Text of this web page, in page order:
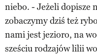
niebo. - Jeżeli dopisze
zobaczymy dziś też
nami jest jezioro, na
sześciu rodzajów lilii